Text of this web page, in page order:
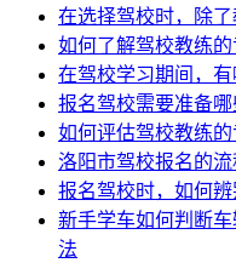
在选择驾校时，除了
如何了解驾校教练的
在驾校学习期间，有
报名驾校需要准备
如何评估驾校教练的
洛阳市驾校报名的流
报名驾校时，如何辨
新手学车如何判断
法